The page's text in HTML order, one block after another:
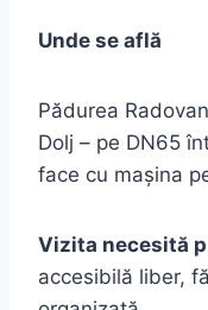
Unde se află
Pădurea
Dolj – pe DN65
face cu mașina
Vizita necesită
accesibilă liber,